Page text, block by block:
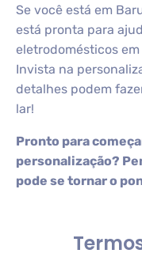
Se você está em
está pronta para
eletrodomésticos
Invista na
detalhes podem
lar!
Pronto para
personalização?
pode se tornar o